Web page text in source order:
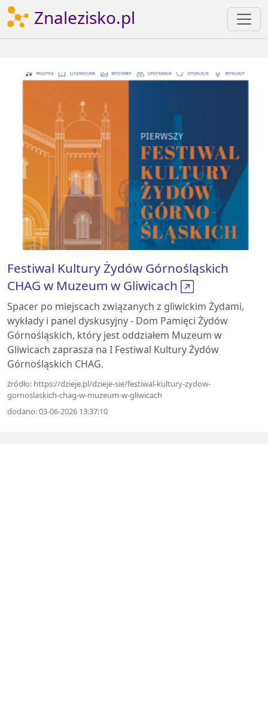
Znalezisko.pl
Festiwal Kultury Żydów Górnośląskich
CHAG w Muzeum w Gliwicach
Spacer po miejscach związanych z gliwickim Żydami,
wykłady i panel dyskusyjny - Dom Pamięci Żydów
Górnośląskich, który jest oddziałem Muzeum w
Gliwicach zaprasza na I Festiwal Kultury Żydów
Górnośląskich CHAG.
źródło: https://dzieje.pl/dzieje-sie/festiwal-kultury-zydow-
gornoslaskich-chag-w-muzeum-w-gliwicach
dodano: 03-06-2026 13:37:10